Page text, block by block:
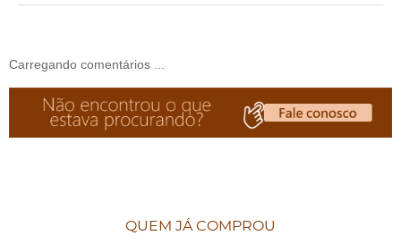
Carregando comentários ...
QUEM JÁ COMPROU